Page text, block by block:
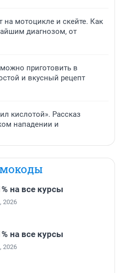
на мотоцикле и скейте. Как
диагнозом, от
приготовить в
и вкусный рецепт
кислотой». Рассказ
нападении и
на все курсы
2026
на все курсы
2026